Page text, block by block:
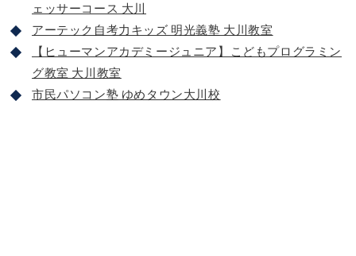
ェッサーコース 大川
アーテック自考力キッズ 明光義塾 大川教室
【ヒューマンアカデミージュニア】こどもプログラミン
グ教室 大川教室
市民パソコン塾 ゆめタウン大川校